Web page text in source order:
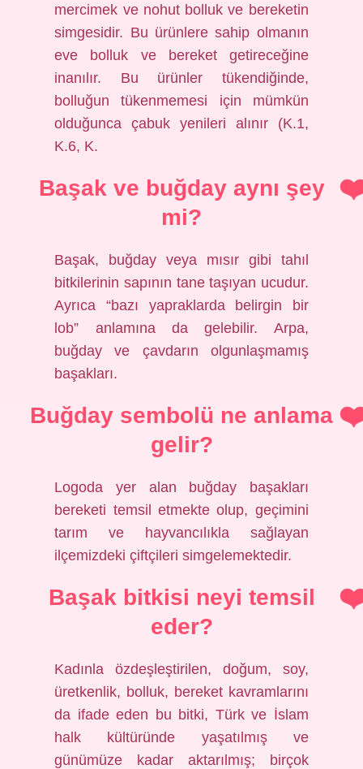
mercimek ve nohut bolluk ve bereketin
simgesidir. Bu ürünlere sahip olmanın
eve bolluk ve bereket getireceğine
inanılır. Bu ürünler tükendiğinde,
bolluğun tükenmemesi için mümkün
olduğunca çabuk yenileri alınır (K.1,
K.6, K.
Başak ve buğday aynı şey
mi?
Başak, buğday veya mısır gibi tahıl
bitkilerinin sapının tane taşıyan ucudur.
Ayrıca “bazı yapraklarda belirgin bir
lob” anlamına da gelebilir. Arpa,
buğday ve çavdarın olgunlaşmamış
başakları.
Buğday sembolü ne anlama
gelir?
Logoda yer alan buğday başakları
bereketi temsil etmekte olup, geçimini
tarım ve hayvancılıkla sağlayan
ilçemizdeki çiftçileri simgelemektedir.
Başak bitkisi neyi temsil
eder?
Kadınla özdeşleştirilen, doğum, soy,
üretkenlik, bolluk, bereket kavramlarını
da ifade eden bu bitki, Türk ve İslam
halk kültüründe yaşatılmış ve
günümüze kadar aktarılmış; birçok